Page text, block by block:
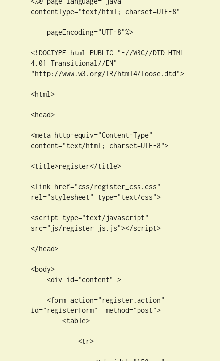
contentType="text/html; charset=UTF-8"
<!DOCTYPE html PUBLIC "-//W3C//DTD HTML
4.01 Transitional//EN"
"http://www.w3.org/TR/html4/loose.dtd">
<html>
<head>
<meta http-equiv="Content-Type"
content="text/html; charset=UTF-8">
<title>register</title>
<link href="css/register_css.css"
rel="stylesheet" type="text/css">
<script type="text/javascript"
src="js/register_js.js"></script>
</head>
<body>
    <div id="content" >
    <form action="register.action"
id="registerForm"  method="post">
        <table>
            <tr>